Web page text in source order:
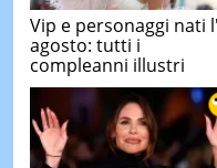
Vip e personaggi nati
agosto: tutti i
compleanni illustri